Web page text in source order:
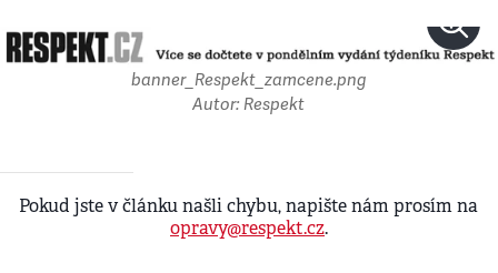
banner_Respekt_zamcene.png
Autor: Respekt
Pokud jste v článku našli chybu, napište nám prosím na
opravy@respekt.cz.